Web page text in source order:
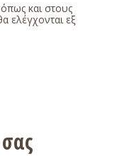
και στους
ελέγχονται εξ